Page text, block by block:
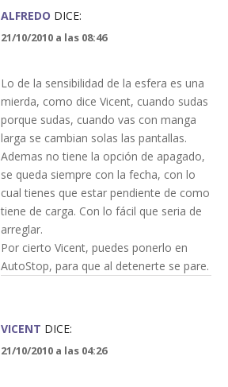
ALFREDO DICE:
21/10/2010 a las 08:46
Lo de la sensibilidad de la esfera es una
mierda, como dice Vicent, cuando sudas
porque sudas, cuando vas con manga
larga se cambian solas las pantallas.
Ademas no tiene la opción de apagado,
se queda siempre con la fecha, con lo
cual tienes que estar pendiente de como
tiene de carga. Con lo fácil que seria de
arreglar.
Por cierto Vicent, puedes ponerlo en
AutoStop, para que al detenerte se pare.
VICENT DICE:
21/10/2010 a las 04:26